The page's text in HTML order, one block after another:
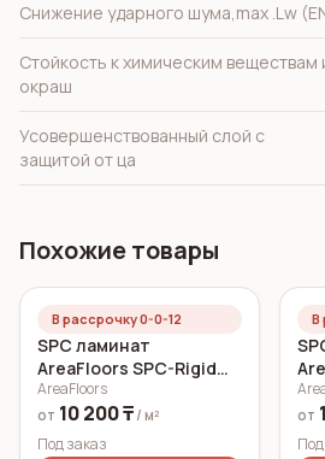
Снижение ударного шума,max .Lw
Стойкость к химическим веществам
окраш
Усовершенствованный слой с
защитой от ца
Похожие товары
В рассрочку 0-0-12
SPC ламинат
AreaFloors SPC-Rigid
Click Дуб морской
750x150 6 мм
AreaFloors
от 10 200 ₸ / м²
Под заказ
В
от